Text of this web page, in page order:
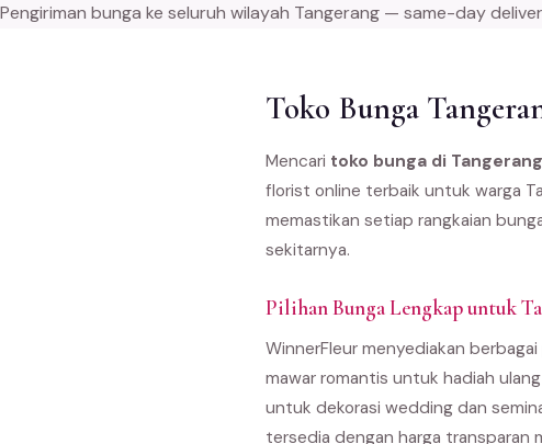
Pengiriman bunga ke seluruh wilayah Tangerang — same-day
Toko Bunga
Mencari toko bunga di Tangerang
florist online terbaik untuk warga
memastikan setiap rangkaian
sekitarnya.
Pilihan Bunga Lengkap untuk
WinnerFleur menyediakan
mawar romantis untuk hadiah
untuk dekorasi wedding dan
tersedia dengan harga transparan